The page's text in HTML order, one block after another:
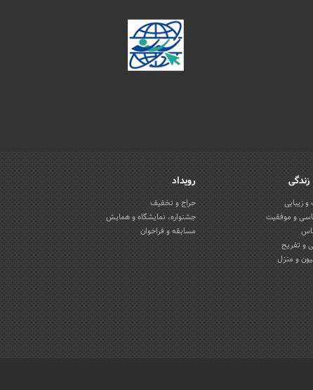
زیبایی
و موفقیت
و تفریح
و منزل
رویداد
حراج و تخفیف
جشنواره، نمایشگاه و همایش
مسابقه و فراخوان